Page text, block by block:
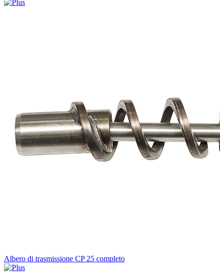
Albero di trasmissione CP 25 completo